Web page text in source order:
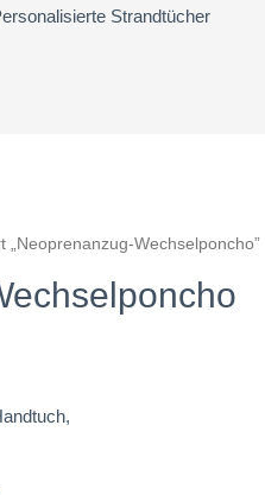
Strandtücher
Wechselponcho”